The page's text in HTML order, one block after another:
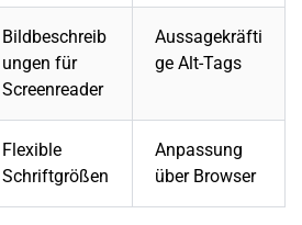
Bildbeschreib
ungen für
Screenreader
Aussagekräfti
ge Alt-Tags
Flexible
Schriftgrößen
Anpassung
über Browser